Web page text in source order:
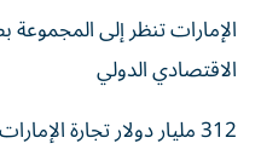
الإمارات تنظر إلى المجموعة
الاقتصادي الدولي
312 مليار دولار تجارة